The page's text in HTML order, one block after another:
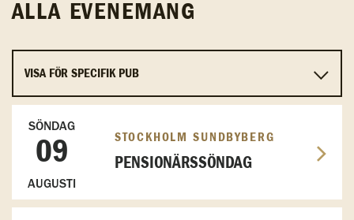
ALLA EVENEMANG
SÖNDAG
09
AUGUSTI
STOCKHOLM SUNDBYBERG
PENSIONÄRSSÖNDAG